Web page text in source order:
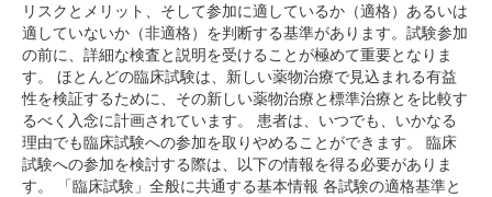
リスクとメリット、そして参加に適しているか（適格）あるいは
適していないか（非適格）を判断する基準があります。試験参加
の前に、詳細な検査と説明を受けることが極めて重要となりま
す。 ほとんどの臨床試験は、新しい薬物治療で見込まれる有益
性を検証するために、その新しい薬物治療と標準治療とを比較す
るべく入念に計画されています。 患者は、いつでも、いかなる
理由でも臨床試験への参加を取りやめることができます。 臨床
試験への参加を検討する際は、以下の情報を得る必要がありま
す。 「臨床試験」全般に共通する基本情報 各試験の適格基準と